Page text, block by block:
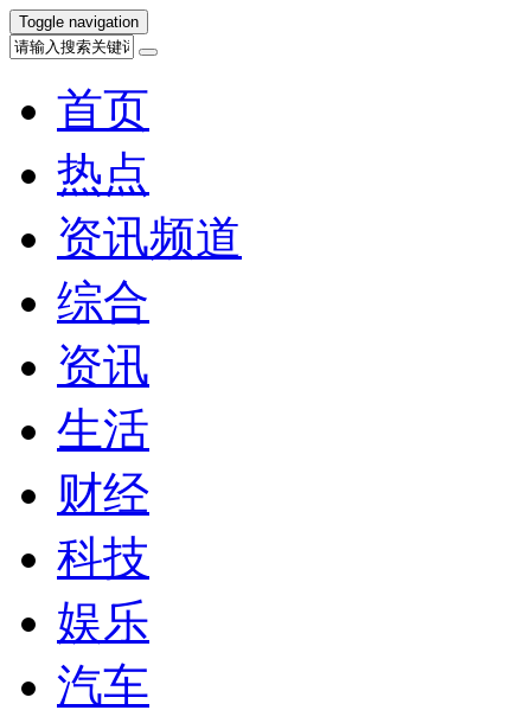
Toggle navigation
首页
热点
资讯频道
综合
资讯
生活
财经
科技
娱乐
汽车